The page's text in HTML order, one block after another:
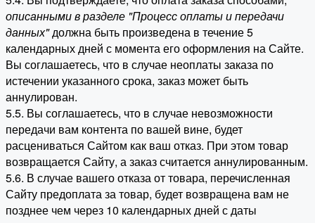
описанными в разделе "Процесс оплаты и передачи
данных"должна быть произведена в течение 5
календарных дней с момента его оформления на Сайте.
Вы соглашаетесь, что в случае неоплаты заказа по
истечении указанного срока, заказ может быть
аннулирован.
5.5. Вы соглашаетесь, что в случае невозможности
передачи вам контента по вашей вине, будет
расцениваться Сайтом как ваш отказ. При этом товар
возвращается Сайту, а заказ считается аннулированным.
5.6. В случае вашего отказа от товара, перечисленная
Сайту предоплата за товар, будет возвращена вам не
позднее чем через 10 календарных дней с даты